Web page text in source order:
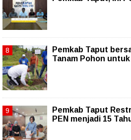
Pemkab Taput
Tanam Pohon
Pemkab Taput
PEN menjadi 15